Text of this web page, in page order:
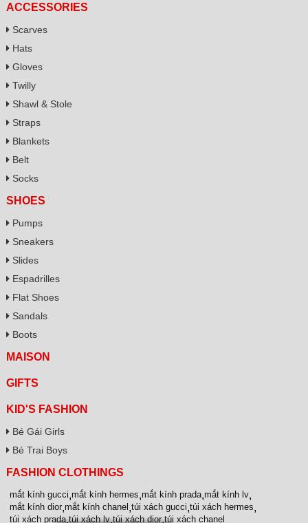
ACCESSORIES
Scarves
Hats
Gloves
Twilly
Shawl & Stole
Straps
Blankets
Belt
Socks
SHOES
Pumps
Sneakers
Slides
Espadrilles
Flat Shoes
Sandals
Boots
MAISON
GIFTS
KID'S FASHION
Bé Gái Girls
Bé Trai Boys
FASHION CLOTHINGS
mắt kính gucci,mắt kính hermes,mắt kính prada,mắt kính lv,
mắt kính dior,mắt kính chanel,túi xách gucci,túi xách hermes,
túi xách prada,túi xách lv,túi xách dior,túi xách chanel